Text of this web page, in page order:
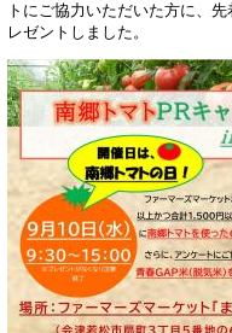
トにご協力いただいた方に、
レゼントしました。